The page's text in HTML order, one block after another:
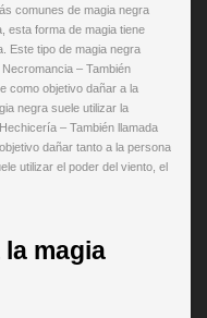
comunes de magia negra
esta forma de magia tiene
Este tipo de magia negra
– También
como objetivo dañar a la
negra suele utilizar la
– También llamada
dañar tanto a la persona
utilizar el poder del viento, el
magia